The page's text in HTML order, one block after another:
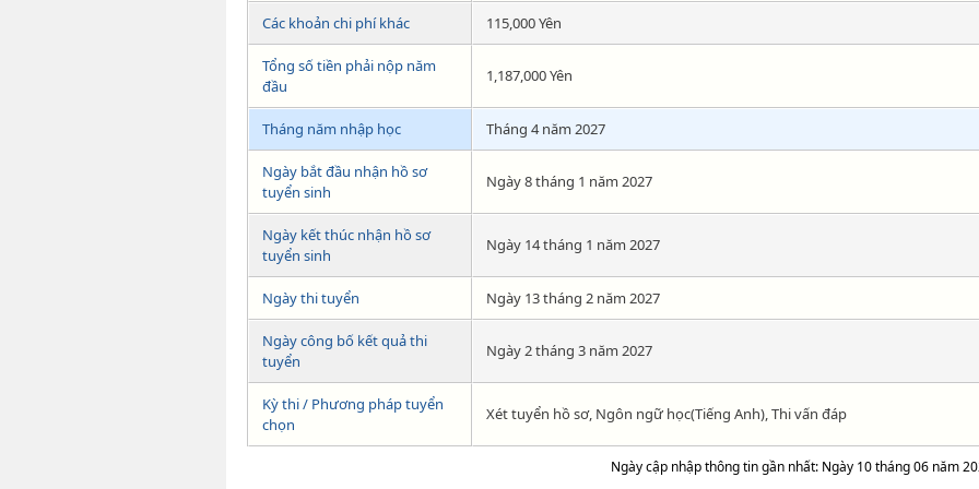
Các khoản chi phí khác 115,000 Yên
Tổng số tiền phải nộp năm
đầu
1,187,000 Yên
Tháng năm nhập học Tháng 4 năm 2027
Ngày bắt đầu nhận hồ sơ
tuyển sinh
Ngày 8 tháng 1 năm 2027
Ngày kết thúc nhận hồ sơ
tuyển sinh
Ngày 14 tháng 1 năm 2027
Ngày thi tuyển Ngày 13 tháng 2 năm 2027
Ngày công bố kết quả thi
tuyển
Ngày 2 tháng 3 năm 2027
Kỳ thi / Phương pháp tuyển
chọn
Xét tuyển hồ sơ, Ngôn ngữ học(Tiếng Anh), Thi vấn đáp
Ngày cập nhập thông tin gần nhất: Ngày 10 tháng 06 năm